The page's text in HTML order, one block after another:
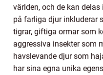
världen, och de kan
på farliga djur inkluderar
tigrar, giftiga ormar som
aggressiva insekter som
havslevande djur som
har sina egna unika